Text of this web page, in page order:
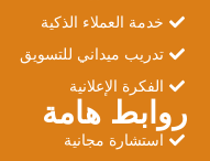
خدمة العملاء الذكية
تدريب ميداني للتسويق
الفكرة الإعلانية
روابط هامة
استشارة مجانية